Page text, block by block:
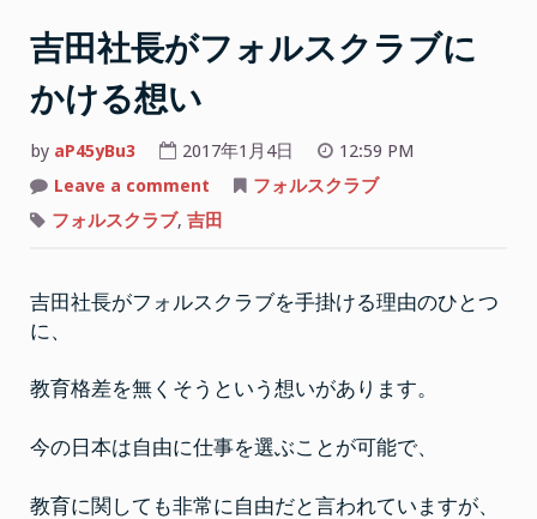
吉田社長がフォルスクラブに
かける想い
by aP45yBu3 2017年1月4日
12:59 PM
Leave a comment
田
社
ォ
ル
ブ
に
け
る
フォルスクラブ
フォルスクラブ, 吉田
吉田社長がフォルスクラブを手掛ける理由のひとつ
に、
教育格差を無くそうという想いがあります。
今の日本は自由に仕事を選ぶことが可能で、
教育に関しても非常に自由だと言われていますが、